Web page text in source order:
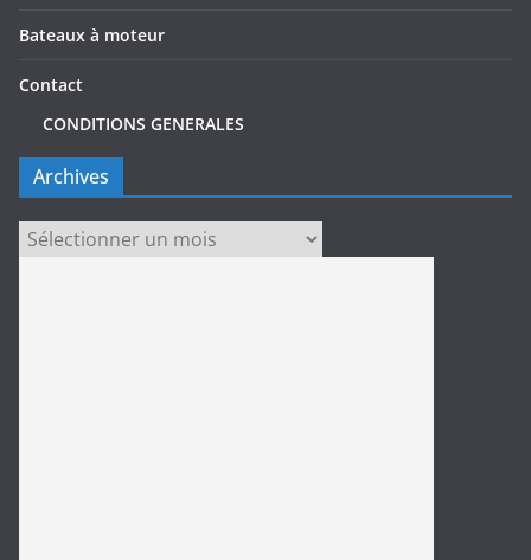
Bateaux à moteur
Contact
CONDITIONS GENERALES
Archives
Archives